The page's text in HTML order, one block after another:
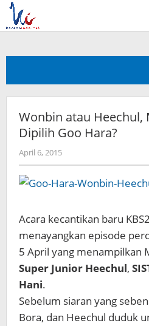
Skip
content
Wonbin atau Heechul,
Dipilih Goo Hara?
April 6, 2015by
Koreanindo
Acara kecantikan baru
menayangkan episode
5 April yang menampilkan
Super Junior Heechul,
Hani.
Sebelum siaran yang
Bora, dan Heechul duduk